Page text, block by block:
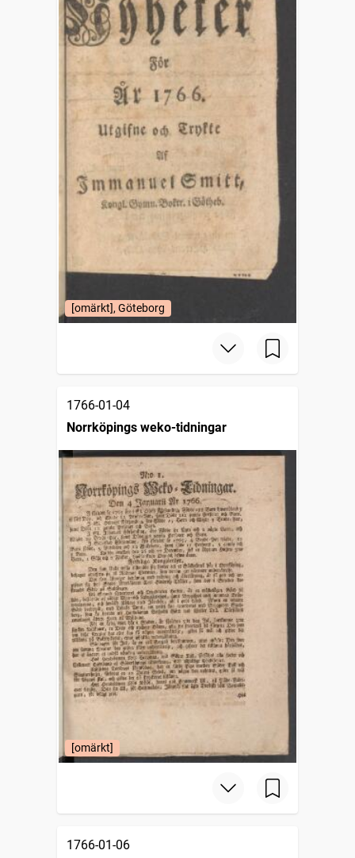
[omärkt], Göteborg
1766-01-04
Norrköpings weko-tidningar
[omärkt]
1766-01-06